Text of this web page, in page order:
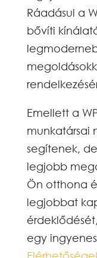
Ráadásul a
bővíti
Emellett a
munkatársai
segítenek,
legjobb
Ön otthona
legjobbat
egy